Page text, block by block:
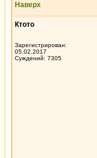
Наверх
Ктото
Зарегистрирован:
05.02.2017
Суждений: 7305